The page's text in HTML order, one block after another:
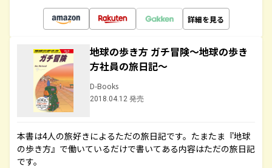
詳細を見る
地球の歩き方 ガチ冒険～地球の歩き
方社員の旅日記～
D-Books
2018.04.12 発売
本書は4人の旅好きによるただの旅日記です。たまたま『地球
の歩き方』で働いているだけで書いてある内容はただの旅日記
です。